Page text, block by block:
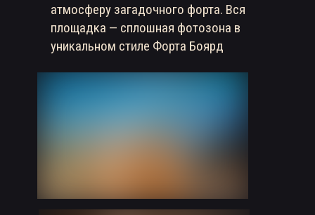
атмосферу загадочного форта. Вся
площадка — сплошная фотозона в
уникальном стиле Форта Боярд